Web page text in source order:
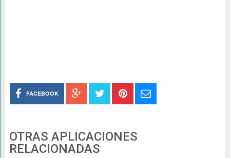
FACEBOOK
OTRAS APLICACIONES
RELACIONADAS